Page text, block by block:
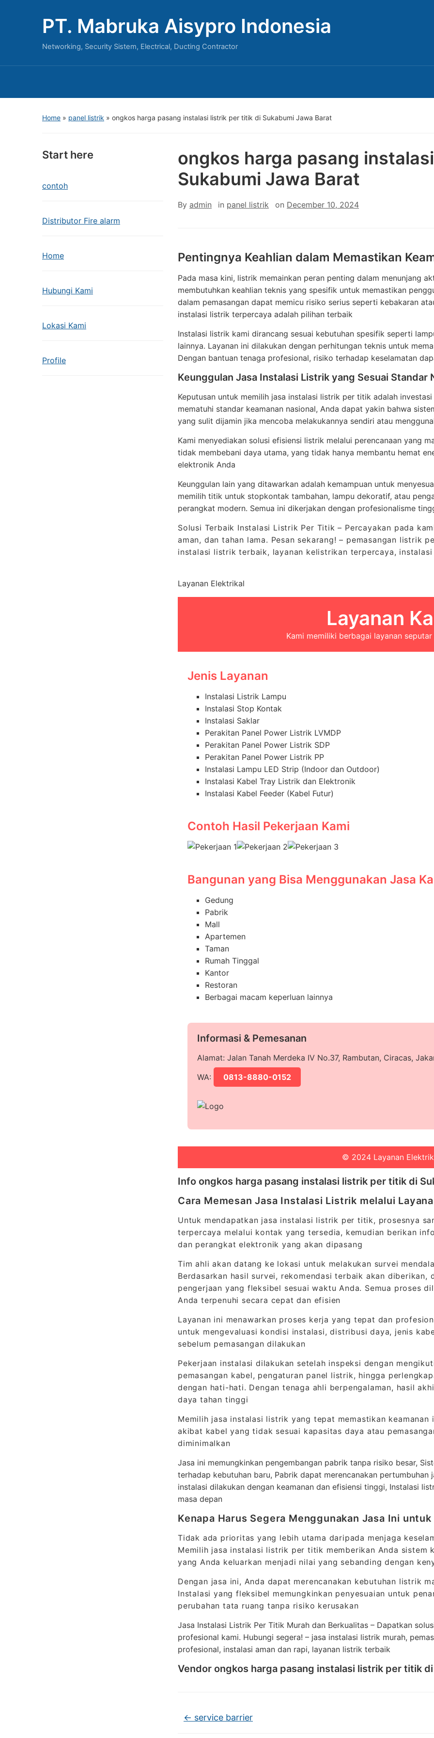
PT. Mabruka Aisypro Indonesia
Networking, Security Sistem, Electrical, Ducting Contractor
Home » panel listrik » ongkos harga pasang instalasi listrik per titik di Sukabumi Jawa Barat
Start here
contoh
Distributor Fire alarm
Home
Hubungi Kami
Lokasi Kami
Profile
ongkos harga pasang
Sukabumi Jawa Barat
By admin in panel listrik on December 10, 2024
Pentingnya Keahlian dalam Memastikan
Pada masa kini, listrik memainkan peran penting dalam menunjang
membutuhkan keahlian teknis yang spesifik untuk memastikan
dalam pemasangan dapat memicu risiko serius seperti kebakaran
instalasi listrik terpercaya adalah pilihan terbaik
Instalasi listrik kami dirancang sesuai kebutuhan spesifik seperti
lainnya. Layanan ini dilakukan dengan perhitungan teknis untuk
Dengan bantuan tenaga profesional, risiko terhadap keselamatan
Keunggulan Jasa Instalasi Listrik yang Sesuai Standar
Keputusan untuk memilih jasa instalasi listrik per titik adalah
mematuhi standar keamanan nasional, Anda dapat yakin bahwa
yang sulit dijamin jika mencoba melakukannya sendiri atau
Kami menyediakan solusi efisiensi listrik melalui perencanaan yang
tidak membebani daya utama, yang tidak hanya membantu hemat
elektronik Anda
Keunggulan lain yang ditawarkan adalah kemampuan untuk
memilih titik untuk stopkontak tambahan, lampu dekoratif, atau
perangkat modern. Semua ini dikerjakan dengan profesionalisme
Solusi Terbaik Instalasi Listrik Per Titik – Percayakan pada
aman, dan tahan lama. Pesan sekarang! – pemasangan listrik
instalasi listrik terbaik, layanan kelistrikan terpercaya, instalasi
Layanan Elektrikal
Layanan
Kami memiliki berbagai layanan
Jenis Layanan
Instalasi Listrik Lampu
Instalasi Stop Kontak
Instalasi Saklar
Perakitan Panel Power Listrik LVMDP
Perakitan Panel Power Listrik SDP
Perakitan Panel Power Listrik PP
Instalasi Lampu LED Strip (Indoor dan Outdoor)
Instalasi Kabel Tray Listrik dan Elektronik
Instalasi Kabel Feeder (Kabel Futur)
Contoh Hasil Pekerjaan Kami
Bangunan yang Bisa Menggunakan Jasa
Gedung
Pabrik
Mall
Apartemen
Taman
Rumah Tinggal
Kantor
Restoran
Berbagai macam keperluan lainnya
Informasi & Pemesanan
Alamat: Jalan Tanah Merdeka IV No.37, Rambutan, Ciracas,
WA:
0813-8880-0152
© 2024 Layanan
Info ongkos harga pasang instalasi listrik per titik di
Cara Memesan Jasa Instalasi Listrik melalui
Untuk mendapatkan jasa instalasi listrik per titik, prosesnya
terpercaya melalui kontak yang tersedia, kemudian berikan
dan perangkat elektronik yang akan dipasang
Tim ahli akan datang ke lokasi untuk melakukan survei
Berdasarkan hasil survei, rekomendasi terbaik akan diberikan,
pengerjaan yang fleksibel sesuai waktu Anda. Semua proses
Anda terpenuhi secara cepat dan efisien
Layanan ini menawarkan proses kerja yang tepat dan
untuk mengevaluasi kondisi instalasi, distribusi daya, jenis
sebelum pemasangan dilakukan
Pekerjaan instalasi dilakukan setelah inspeksi dengan
pemasangan kabel, pengaturan panel listrik, hingga
dengan hati-hati. Dengan tenaga ahli berpengalaman, hasil
daya tahan tinggi
Memilih jasa instalasi listrik yang tepat memastikan
akibat kabel yang tidak sesuai kapasitas daya atau
diminimalkan
Jasa ini memungkinkan pengembangan pabrik tanpa risiko besar,
terhadap kebutuhan baru, Pabrik dapat merencanakan pertumbuhan
instalasi dilakukan dengan keamanan dan efisiensi tinggi, Instalasi
masa depan
Kenapa Harus Segera Menggunakan Jasa Ini
Tidak ada prioritas yang lebih utama daripada menjaga
Memilih jasa instalasi listrik per titik memberikan Anda sistem
yang Anda keluarkan menjadi nilai yang sebanding dengan
Dengan jasa ini, Anda dapat merencanakan kebutuhan listrik
Instalasi yang fleksibel memungkinkan penyesuaian untuk
perubahan tata ruang tanpa risiko kerusakan
Jasa Instalasi Listrik Per Titik Murah dan Berkualitas – Dapatkan
profesional kami. Hubungi segera! – jasa instalasi listrik murah,
profesional, instalasi aman dan rapi, layanan listrik terbaik
Vendor ongkos harga pasang instalasi listrik per titik
← service barrier